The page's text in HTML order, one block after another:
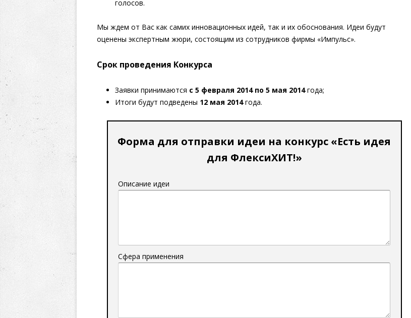
голосов.
Мы ждем от Вас как самих инновационных идей, так и их обоснования. Идеи будут
оценены экспертным жюри, состоящим из сотрудников фирмы «Импульс».
Срок проведения Конкурса
Заявки принимаются с 5 февраля 2014 по 5 мая 2014года;
Итоги будут подведены 12 мая 2014года.
Форма для отправки идеи на конкурс «Есть идея
для ФлексиХИТ!»
Описание идеи
Сфера применения